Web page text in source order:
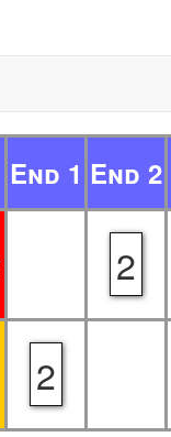
End 1 End 2
2
2